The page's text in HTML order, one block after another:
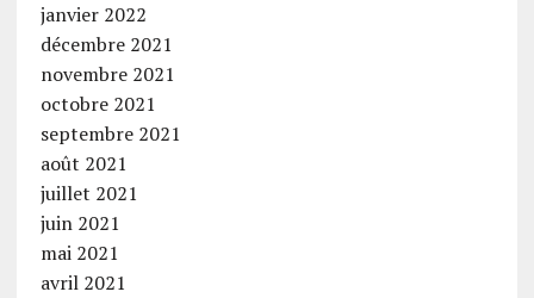
janvier 2022
décembre 2021
novembre 2021
octobre 2021
septembre 2021
août 2021
juillet 2021
juin 2021
mai 2021
avril 2021